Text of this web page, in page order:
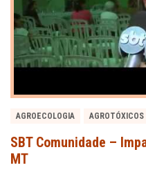
AGROECOLOGIA AGROTÓXICOS
SBT Comunidade –
MT